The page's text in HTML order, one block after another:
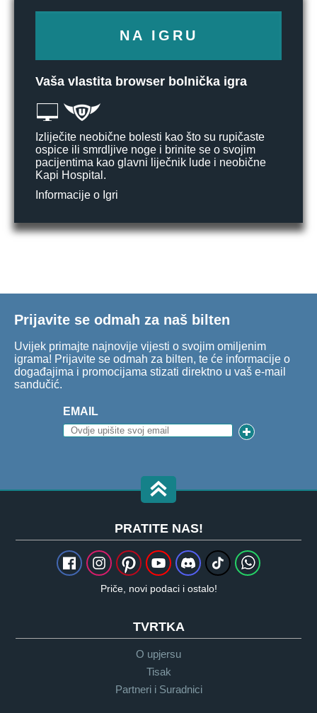
NA IGRU
Vaša vlastita browser bolnička igra
Izliječite neobične bolesti kao što su rupičaste
ospice ili smrdljive noge i brinite se o svojim
pacijentima kao glavni liječnik lude i neobične
Kapi Hospital.
Informacije o Igri
Prijavite se odmah za naš bilten
Uvijek primajte najnovije vijesti o svojim omiljenim
igrama! Prijavite se odmah za bilten, te će informacije o
događajima i promocijama stizati direktno u vaš e-mail
sandučić.
EMAIL
PRATITE NAS!
Priče, novi podaci i ostalo!
TVRTKA
O upjersu
Tisak
Partneri i Suradnici